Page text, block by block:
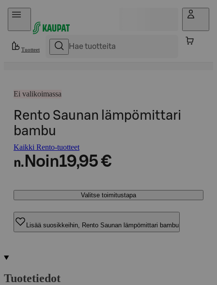
Hyppää sisältöön
Tuotteet
Ei valikoimassa
Rento Saunan lämpömittari
bambu
Kaikki Rento-tuotteet
n. Noin19,95 €
Valitse toimitustapa
Lisää suosikkeihin, Rento Saunan lämpömittari bambu
Tuotetiedot